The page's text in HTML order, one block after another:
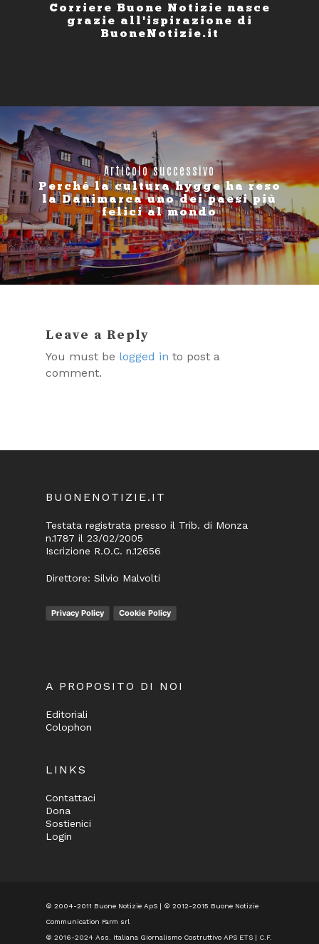
Corriere Buone Notizie nasce
grazie all'ispirazione di
BuoneNotizie.it
Articolo successivo
Perché la cultura hygge ha reso
la Danimarca uno dei paesi più
felici al mondo
Leave a Reply
You must be logged in to post a
comment.
BUONENOTIZIE.IT
Testata registrata presso il Trib. di Monza
n.1787 il 23/02/2005
Iscrizione R.O.C. n.12656
Direttore: Silvio Malvolti
Privacy Policy Cookie Policy
A PROPOSITO DI NOI
Editoriali
Colophon
LINKS
Contattaci
Dona
Sostienici
Login
© 2004-2011 Buone Notizie ApS | © 2012-2015 Buone Notizie
Communication Farm srl
© 2016-2024 Ass. Italiana Giornalismo Costruttivo APS ETS | C.F.